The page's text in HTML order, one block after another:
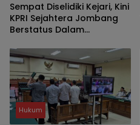
Sempat Diselidiki Kejari, Kini
KPRI Sejahtera Jombang
Berstatus Dalam
Hukum